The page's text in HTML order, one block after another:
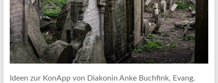
Ideen zur KonApp von Diakonin Anke Buchfink, Evang.